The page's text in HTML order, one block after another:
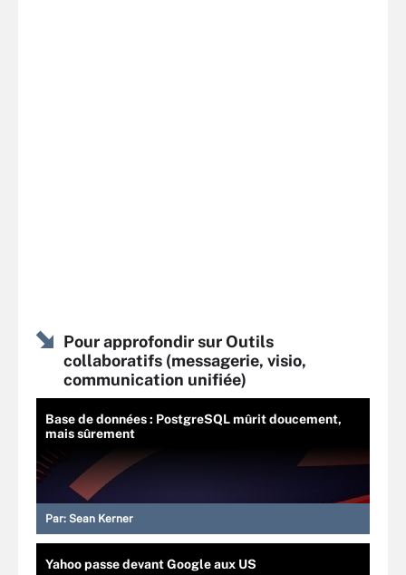
Pour approfondir sur Outils
collaboratifs (messagerie, visio,
communication unifiée)
Base de données : PostgreSQL mûrit doucement,
mais sûrement
Par: Sean Kerner
Yahoo passe devant Google aux US